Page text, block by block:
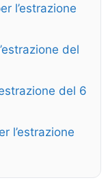
l’estrazione
del
del 6
l’estrazione